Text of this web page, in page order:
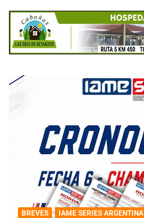
BREVES IAME SERIES ARGENTINA